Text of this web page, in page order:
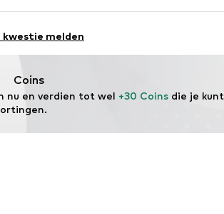
isolerend
kwestie melden
Coins
nu en verdien tot wel +30 Coins die je kunt